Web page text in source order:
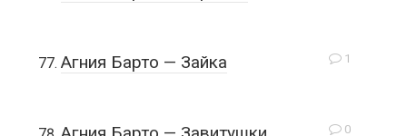
1
Агния Барто — Зайка
0